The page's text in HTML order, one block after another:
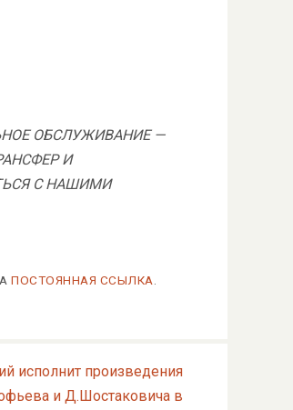
ОБСЛУЖИВАНИЕ —
И
С НАШИМИ
ПОСТОЯННАЯ ССЫЛКА
исполнит произведения
и Д.Шостаковича в